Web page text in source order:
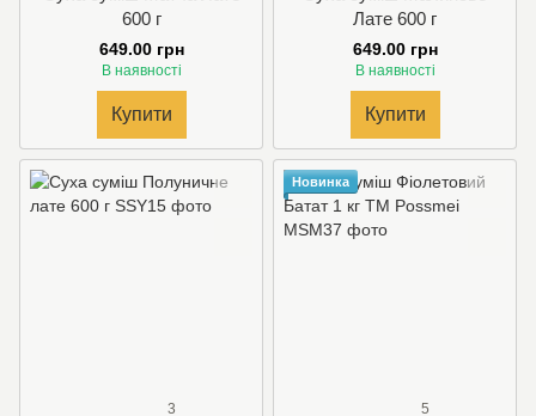
600 г
649.00 грн
В наявності
Купити
Лате 600 г
649.00 грн
В наявності
Купити
3
Новинка
5